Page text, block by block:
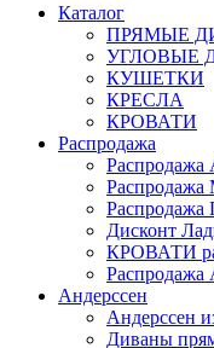
Каталог
ПРЯМЫЕ
УГЛОВЫЕ
КУШЕТКИ
КРЕСЛА
КРОВАТИ
Распродажа
Распродажа
Распродажа
Дисконт
КРОВАТИ
Распродажа
Андерссен
Андерсcен
Диваны